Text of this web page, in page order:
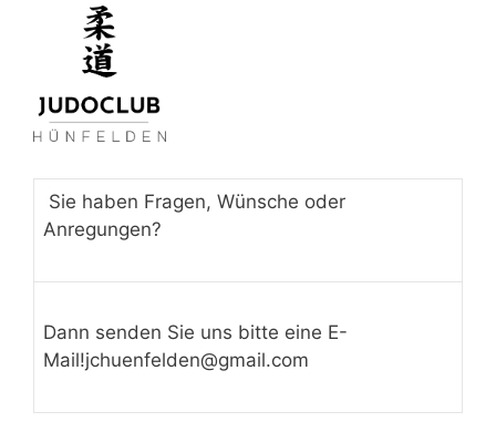
Sie haben Fragen, Wünsche oder
Anregungen?
Dann senden Sie uns bitte eine E-
Mail!jchuenfelden@gmail.com